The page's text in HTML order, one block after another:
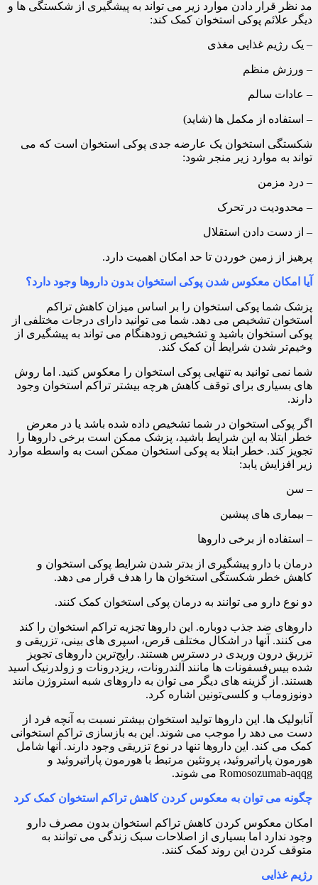
مد نظر قرار دادن موارد زیر می تواند به پیشگیری از شکستگی ها و
دیگر علائم پوکی استخوان کمک کند:
– یک رژیم غذایی مغذی
– ورزش منظم
– عادات سالم
– استفاده از مکمل ها (شاید)
شکستگی استخوان یک عارضه جدی پوکی استخوان است که می
تواند به موارد زیر منجر شود:
– درد مزمن
– محدودیت در تحرک
– از دست دادن استقلال
پرهیز از زمین خوردن تا حد امکان اهمیت دارد.
آیا امکان معکوس شدن پوکی استخوان بدون داروها وجود دارد؟
پزشک شما پوکی استخوان را بر اساس میزان کاهش تراکم
استخوان تشخیص می دهد. شما می توانید دارای درجات مختلفی از
پوکی استخوان باشید و تشخیص زودهنگام می تواند به پیشگیری از
وخیم‌تر شدن شرایط آن کمک کند.
شما نمی توانید به تنهایی پوکی استخوان را معکوس کنید. اما روش
های بسیاری برای توقف کاهش هرچه بیشتر تراکم استخوان وجود
دارند.
اگر پوکی استخوان در شما تشخیص داده شده باشد یا در معرض
خطر ابتلا به این شرایط باشید، پزشک ممکن است برخی داروها را
تجویز کند. خطر ابتلا به پوکی استخوان ممکن است به واسطه موارد
زیر افزایش یابد:
– سن
– بیماری های پیشین
– استفاده از برخی داروها
درمان با دارو پیشگیری از بدتر شدن شرایط پوکی استخوان و
کاهش خطر شکستگی استخوان ها را هدف قرار می دهد.
دو نوع دارو می توانند به درمان پوکی استخوان کمک کنند.
داروهای ضد جذب دوباره. این داروها تجزیه تراکم استخوان را کند
می کنند. آنها در اشکال مختلف قرص، اسپری های بینی، تزریقی و
تزریق درون وریدی در دسترس هستند. رایج‌ترین داروهای تجویز
شده بیس‌فسفونات ها مانند آلندرونات، ریزدرونات و زولدرنیک اسید
هستند. از گزینه های دیگر می توان به داروهای شبه استروژن مانند
دونوزوماب و کلسی‌تونین اشاره کرد.
آنابولیک ها. این داروها تولید استخوان بیشتر نسبت به آنچه فرد از
دست می دهد را موجب می شوند. این به بازسازی تراکم استخوانی
کمک می کند. این داروها تنها در نوع تزریقی وجود دارند. آنها شامل
هورمون پاراتیروئید، پروتئین مرتبط با هورمون پاراتیروئید و
Romosozumab-aqqg می شوند.
چگونه می توان به معکوس کردن کاهش تراکم استخوان کمک کرد
امکان معکوس کردن کاهش تراکم استخوان بدون مصرف دارو
وجود ندارد اما بسیاری از اصلاحات سبک زندگی می توانند به
متوقف کردن این روند کمک کنند.
رژیم غذایی